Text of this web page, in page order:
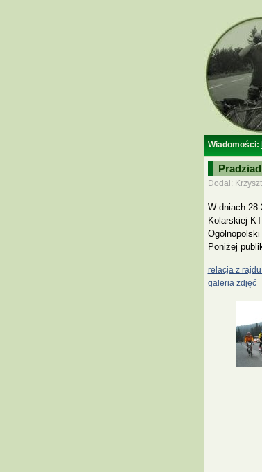
Wiadomości:
Dodał:
W dniach
Kolarskiej
Poniżej
relacja z
galeria zdjęć